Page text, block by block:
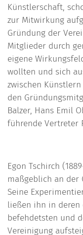
Künstlerschaft,
zur Mitwirkung
Gründung der
Mitglieder durch
eigene
wollten und sich
zwischen
den
Balzer, Hans Emil
führende Vertreter
Egon Tschirch
maßgeblich an der
Seine
ließen ihn in deren
befehdetsten und
Vereinigung